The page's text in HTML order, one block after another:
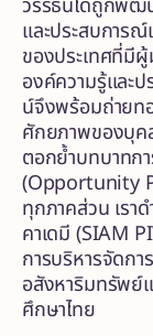
และประสบการ
ของประเทศที่มี
องค์ความรู้และ
น์จึงพร้อมถ่ายท
ศักยภาพของบุค
ตอกย้ำบทบาทก
(Opportunity
ทุกภาคส่วน เรา
คาเดมี (SIAM
การบริหารจัดก
อสังหาริมทรัพย์
ศึกษาไทย